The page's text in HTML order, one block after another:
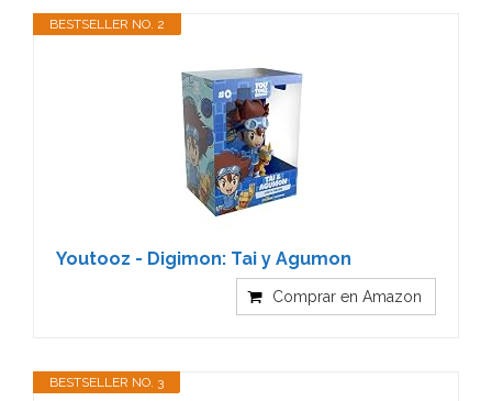
BESTSELLER NO. 2
Youtooz - Digimon: Tai y Agumon
Comprar en Amazon
BESTSELLER NO. 3